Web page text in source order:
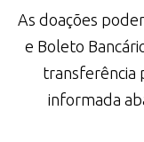
As doações
e Boleto
transferência
informada